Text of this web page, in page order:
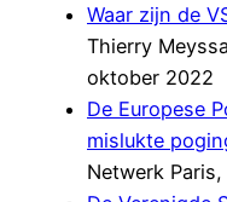
Waar zijn de
Thierry
oktober 2022
De Europese
mislukte
Netwerk